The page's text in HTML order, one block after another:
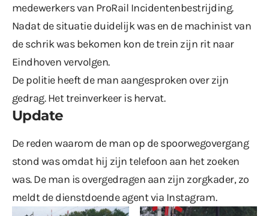
medewerkers van ProRail Incidentenbestrijding.
Nadat de situatie duidelijk was en de machinist van
de schrik was bekomen kon de trein zijn rit naar
Eindhoven vervolgen.
De politie heeft de man aangesproken over zijn
gedrag. Het treinverkeer is hervat.
Update
De reden waarom de man op de spoorwegovergang
stond was omdat hij zijn telefoon aan het zoeken
was. De man is overgedragen aan zijn zorgkader, zo
meldt de dienstdoende agentvia Instagram.